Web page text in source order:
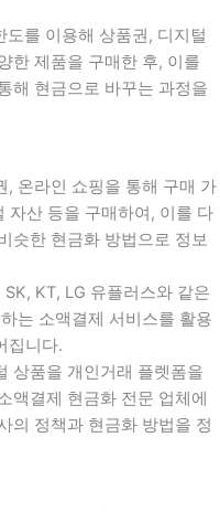
를 이용해 상품권, 디지털
한 제품을 구매한 후, 이를
해 현금으로 바꾸는 과정을
, 온라인 쇼핑을 통해 구매 가
자산 등을 구매하여, 이를 다
슷한 현금화 방법으로 정보
KT, LG 유플러스와 같은
는 소액결제 서비스를 활용
집니다.
상품을 개인거래 플렛폼을
액결제 현금화 전문 업체에
의 정책과 현금화 방법을 정